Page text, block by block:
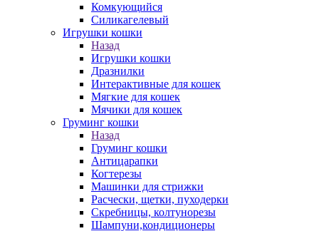
Комкующийся
Силикагелевый
Игрушки кошки
Назад
Игрушки кошки
Дразнилки
Интерактивные для кошек
Мягкие для кошек
Мячики для кошек
Груминг кошки
Назад
Груминг кошки
Антицарапки
Когтерезы
Машинки для стрижки
Расчески, щетки, пуходерки
Скребницы, колтунорезы
Шампуни,кондиционеры